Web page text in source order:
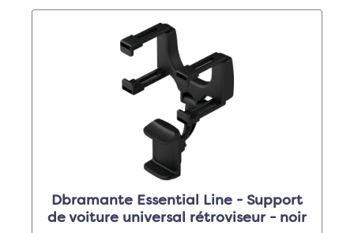
Dbramante Essential Line - Support
de voiture universal rétroviseur - noir